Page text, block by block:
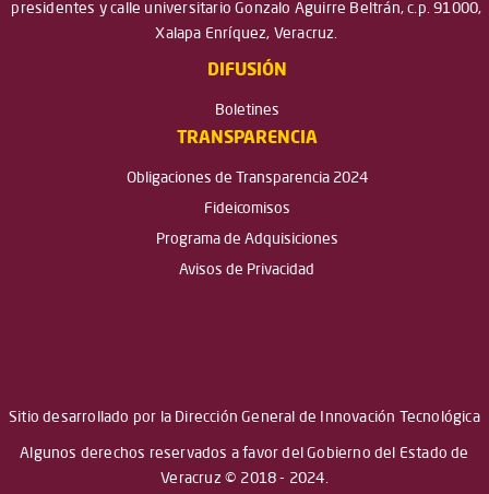
presidentes y calle universitario Gonzalo Aguirre Beltrán, c.p. 91000,
Xalapa Enríquez, Veracruz.
DIFUSIÓN
Boletines
TRANSPARENCIA
Obligaciones de Transparencia 2024
Fideicomisos
Programa de Adquisiciones
Avisos de Privacidad
Sitio desarrollado por la Dirección General de Innovación Tecnológica
Algunos derechos reservados a favor del Gobierno del Estado de
Veracruz © 2018 - 2024.